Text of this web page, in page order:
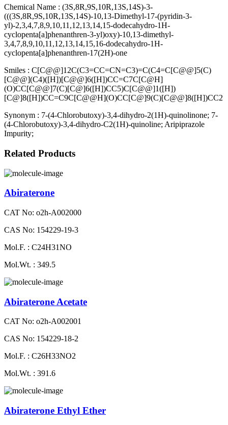
Chemical Name : (3S,8R,9S,10R,13S,14S)-3-
(((3S,8R,9S,10R,13S,14S)-10,13-Dimethyl-17-(pyridin-3-
yl)-2,3,4,7,8,9,10,11,12,13,14,15-dodecahydro-1H-
cyclopenta[a]phenanthren-3-yl)oxy)-10,13-dimethyl-
3,4,7,8,9,10,11,12,13,14,15,16-dodecahydro-1H-
cyclopenta[a]phenanthren-17(2H)-one
Smiles : C[C@@]12C(C3=CC=CN=C3)=C(C4=C[C@@]5(C)
[C@@](C4)([H])[C@@]6([H])CC=C7C[C@H]
(O)CC[C@@]7(C)[C@]6([H])CC5)C[C@@]1([H])
[C@]8([H])CC=C9C[C@@H](O)CC[C@]9(C)[C@@]8([H])CC2
Synonym : 7-(4-Chlorobutoxy)-3,4-dihydro-2(1H)-quinolinone; 7-
(4-Chlorobutoxy)-3,4-dihydro-C2(1H)-quinoline; Aripiprazole
Impurity;
Related Products
Abiraterone
CAT No: o2h-A002000
CAS No: 154229-19-3
Mol.F. : C24H31NO
Mol.Wt. : 349.5
Abiraterone Acetate
CAT No: o2h-A002001
CAS No: 154229-18-2
Mol.F. : C26H33NO2
Mol.Wt. : 391.6
Abiraterone Ethyl Ether